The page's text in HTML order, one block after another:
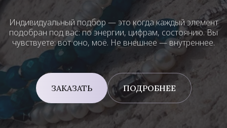
Индивидуальный подбор — это когда каждый элемент
подобран под вас: по энергии, цифрам, состоянию. Вы
чувствуете: вот оно, моё. Не внешнее — внутреннее.
ЗАКАЗАТЬ ПОДРОБНЕЕ